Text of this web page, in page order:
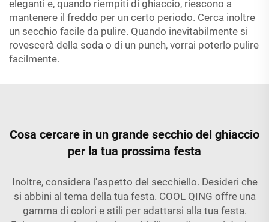
eleganti e, quando riempiti di ghiaccio, riescono a
mantenere il freddo per un certo periodo. Cerca inoltre
un secchio facile da pulire. Quando inevitabilmente si
rovescerà della soda o di un punch, vorrai poterlo pulire
facilmente.
Cosa cercare in un grande secchio del ghiaccio
per la tua prossima festa
Inoltre, considera l'aspetto del secchiello. Desideri che
si abbini al tema della tua festa. COOL QING offre una
gamma di colori e stili per adattarsi alla tua festa.